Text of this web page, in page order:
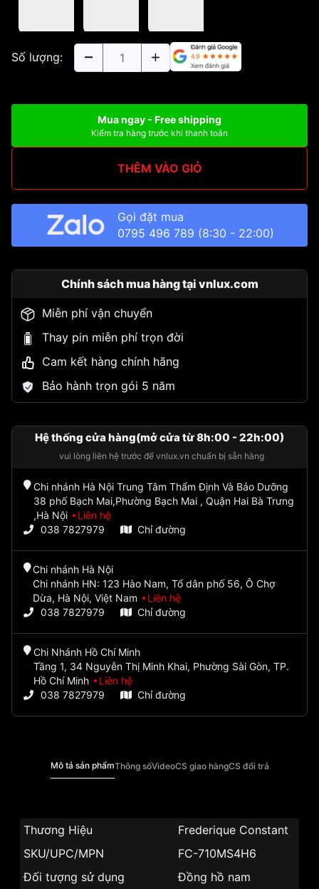
Số lượng:
Mua ngay - Free shipping
Kiểm tra hàng trước khi thanh toán
THÊM VÀO GIỎ
Gọi đặt mua
0795 496 789 (8:30 - 22:00)
Chính sách mua hàng tại vnlux.com
Miễn phí vận chuyển
Thay pin miễn phí trọn đời
Cam kết hàng chính hãng
Bảo hành trọn gói 5 năm
Hệ thống cửa hàng(mở cửa từ 8h:00 - 22h:00)
vui lòng liên hệ trước để vnlux.vn chuẩn bị sẵn hàng
Chi nhánh Hà Nội Trung Tâm Thẩm Định Và Bảo Dưỡng
38 phố Bạch Mai,Phường Bạch Mai , Quận Hai Bà Trưng
,Hà Nội
Liên hệ
038 7827979
Chỉ đường
Chi nhánh Hà Nội
Chi nhánh HN: 123 Hào Nam, Tổ dân phố 56, Ô Chợ
Dừa, Hà Nội, Việt Nam
Liên hệ
038 7827979
Chỉ đường
Chi Nhánh Hồ Chí Minh
Tầng 1, 34 Nguyễn Thị Minh Khai, Phường Sài Gòn, TP.
Hồ Chí Minh
Liên hệ
038 7827979
Chỉ đường
Mô tả sản phẩmThông sốVideoCS giao hàngCS đổi trả
Thương Hiệu
Frederique Constant
SKU/UPC/MPN
FC-710MS4H6
Đối tượng sử dụng
Đồng hồ nam